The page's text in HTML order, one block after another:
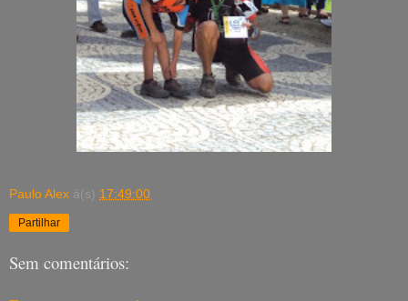
Paulo Alex à(s) 17:49:00
Partilhar
Sem comentários: